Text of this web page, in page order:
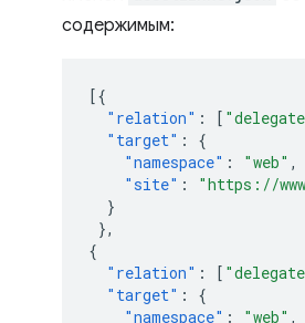
содержимым:
[{
"relation" : [
"target" :
{
"namespace" : "web" ,
"site" :
"https://
}
},
{
"relation" : [
"target" :
{
"namespace" : "web" ,